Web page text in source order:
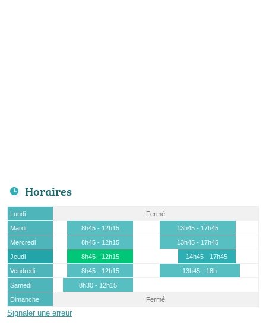
Horaires
Lundi
Fermé
Mardi
8h45 - 12h15
13h45 - 17h45
Mercredi
8h45 - 12h15
13h45 - 17h45
Jeudi
8h45 - 12h15
14h45 - 17h45
Vendredi
8h45 - 12h15
13h45 - 18h
Samedi
8h30 - 12h15
Dimanche
Fermé
Signaler une erreur